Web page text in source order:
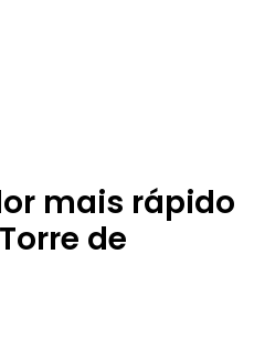
mais rápido
de